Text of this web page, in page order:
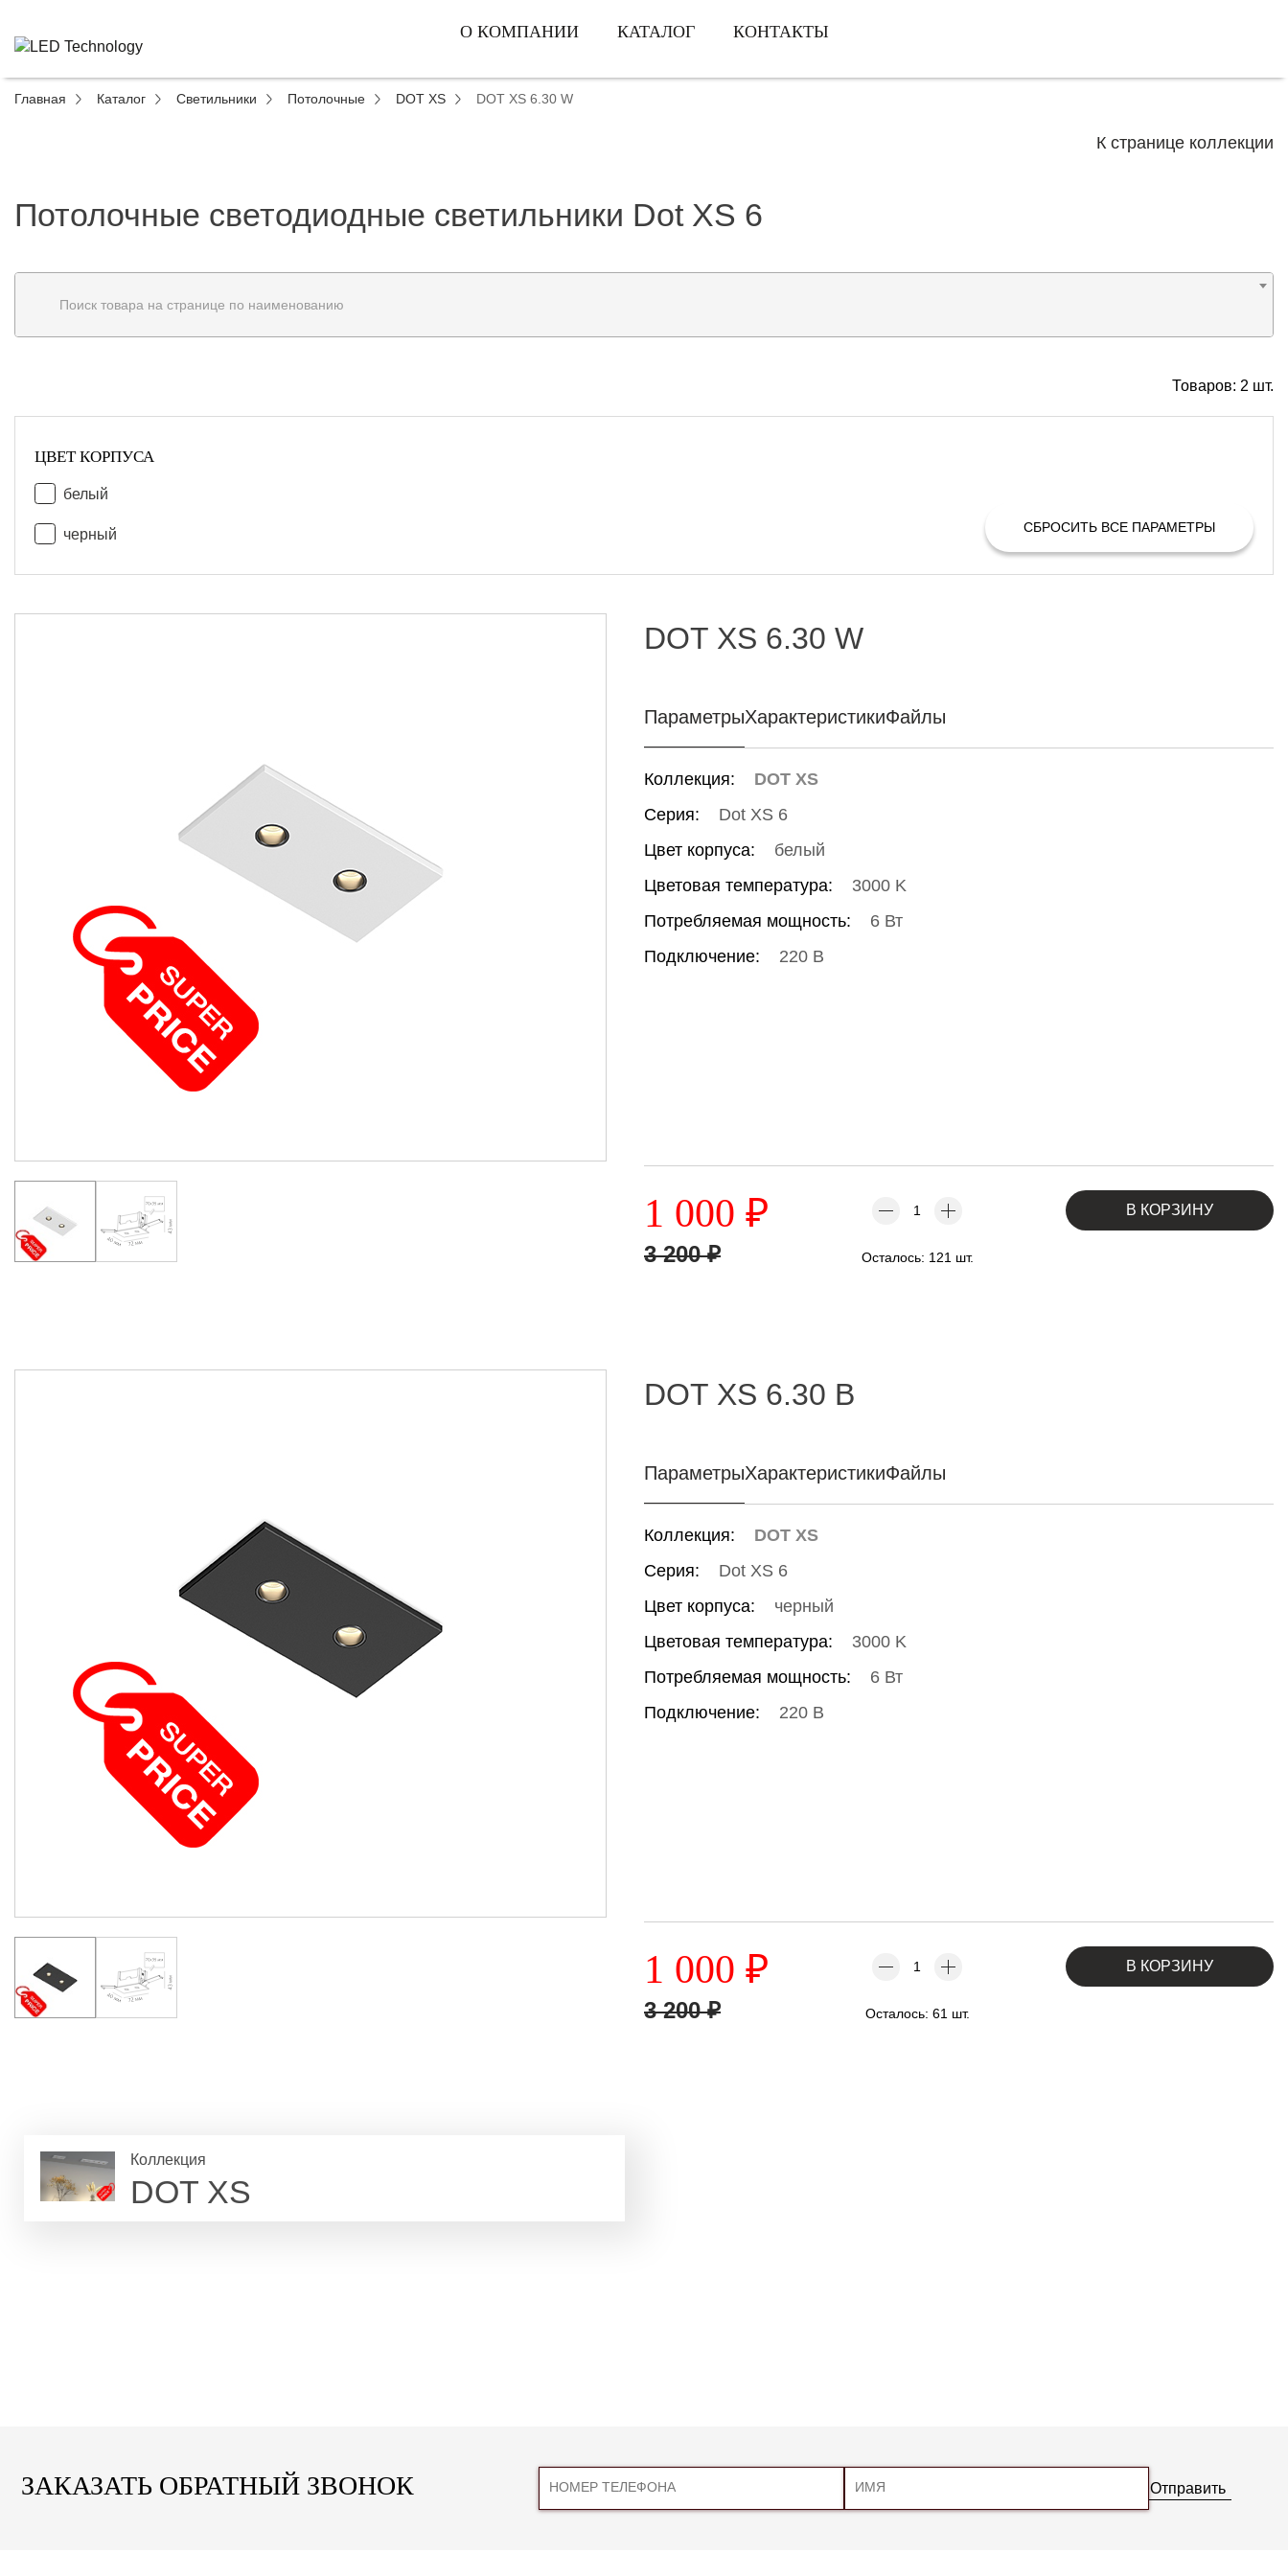
О КОМПАНИИ КАТАЛОГ КОНТАКТЫ
Главная Каталог Светильники Потолочные DOT XS DOT XS 6.30 W
К странице коллекции
Потолочные светодиодные светильники Dot XS 6
Поиск товара на странице по наименованию
Товаров: 2 шт.
ЦВЕТ КОРПУСА
белый
черный СБРОСИТЬ ВСЕ ПАРАМЕТРЫ
DOT XS 6.30 W
ПараметрыХарактеристикиФайлы
Коллекция:
DOT XS
Серия:
Dot XS 6
Цвет корпуса:
белый
Цветовая температура:
3000 K
Потребляемая мощность:
6 Вт
Подключение:
220 В
1 000 ₽
3 200₽ Осталось: 121 шт.
В КОРЗИНУ
DOT XS 6.30 B
ПараметрыХарактеристикиФайлы
Коллекция:
DOT XS
Серия:
Dot XS 6
Цвет корпуса:
черный
Цветовая температура:
3000 K
Потребляемая мощность:
6 Вт
Подключение:
220 В
1 000 ₽
3 200₽ Осталось: 61 шт.
В КОРЗИНУ
Коллекция
DOT XS
ЗАКАЗАТЬ ОБРАТНЫЙ ЗВОНОК Отправить